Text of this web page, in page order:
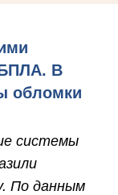
БПЛА. В
обломки
системы
По данным